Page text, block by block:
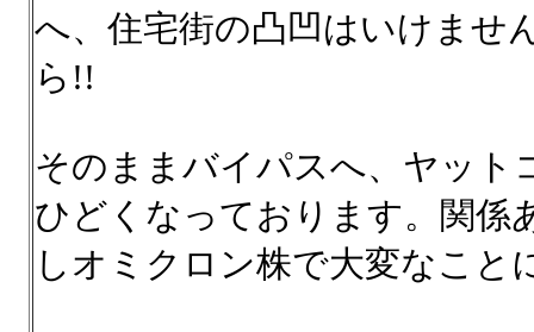
へ、住宅街の凸凹はいけませ
ら!!
そのままバイパスへ、ヤット
ひどくなっております。関係
しオミクロン株で大変なこと